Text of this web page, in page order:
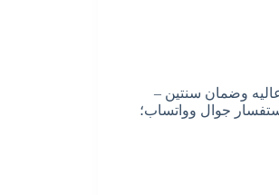
وضمان سنتين –
جوال وواتساب؛